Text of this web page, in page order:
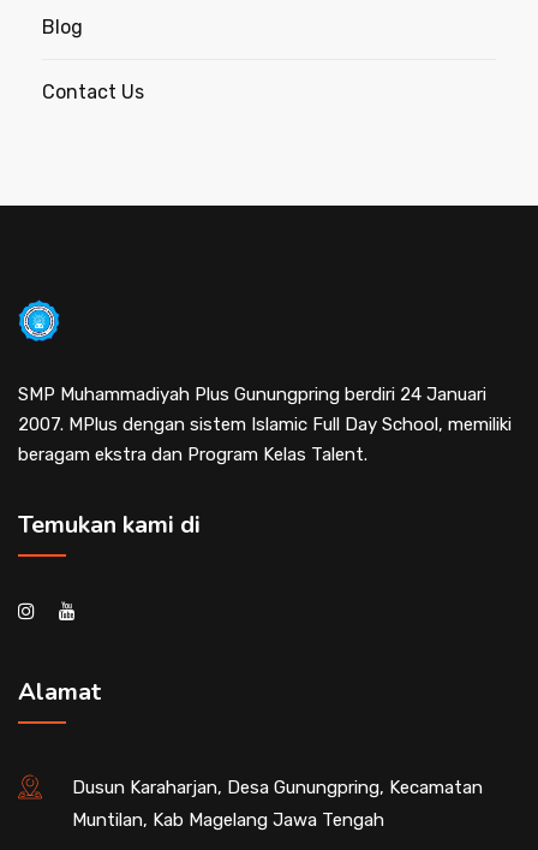
Blog
Contact Us
SMP Muhammadiyah Plus Gunungpring berdiri 24 Januari
2007. MPlus dengan sistem Islamic Full Day School, memiliki
beragam ekstra dan Program Kelas Talent.
Temukan kami di
Alamat
Dusun Karaharjan, Desa Gunungpring, Kecamatan
Muntilan, Kab Magelang Jawa Tengah